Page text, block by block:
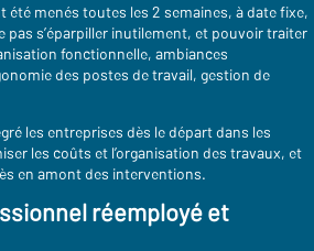
menés toutes les 2 semaines, à date fixe,
pas s’éparpiller inutilement, et pouvoir traiter
fonctionnelle, ambiances
des postes de travail, gestion de
les entreprises dès le départ dans les
les coûts et l’organisation des travaux, et
en amont des interventions.
réemployé et